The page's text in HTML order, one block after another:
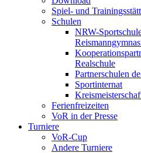
Spiel- und
Schulen
NRW-
Realschule
Partnerschulen
Sportinternat
Ferienfreizeiten
VoR in der Presse
Turniere
VoR-Cup
Andere Turniere